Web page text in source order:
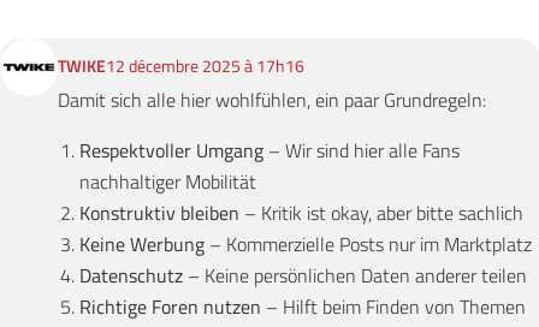
TWIKE12 décembre 2025 à 17h16
Damit sich alle hier wohlfühlen, ein paar Grundregeln:
Respektvoller Umgang – Wir sind hier alle Fans
nachhaltiger Mobilität
Konstruktiv bleiben – Kritik ist okay, aber bitte sachlich
Keine Werbung – Kommerzielle Posts nur im Marktplatz
Datenschutz – Keine persönlichen Daten anderer teilen
Richtige Foren nutzen – Hilft beim Finden von Themen